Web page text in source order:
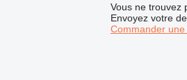
Vous ne trouvez
Envoyez votre
Commander